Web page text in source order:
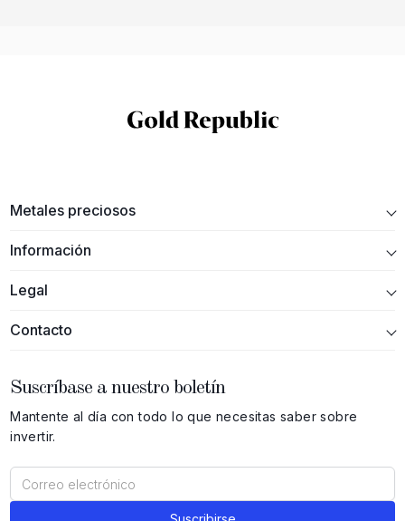
Metales preciosos
Información
Legal
Contacto
Suscríbase a nuestro boletín
Mantente al día con todo lo que necesitas saber sobre
invertir.